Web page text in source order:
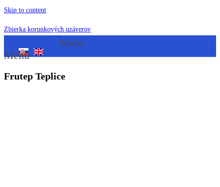
Skip to content
Zbierka korunkových uzáverov
Menu
Menu
Frutep Teplice